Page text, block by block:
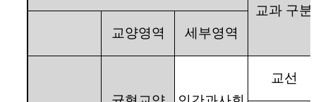
교과 구분
교양영역
세부영역
교선